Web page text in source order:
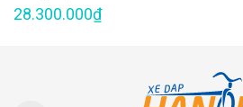
28.300.000₫